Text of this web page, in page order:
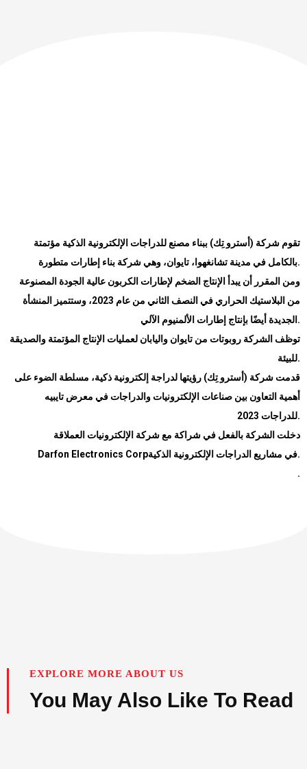
تقوم شركة (أسترو تِك) ببناء مصنع للدراجات الإلكترونية الذكية مؤتمتة
بالكامل في مدينة تشانغهوا، تايوان، وهي شركة بناء إطارات متطورة.
ومن المقرر أن يبدأ الإنتاج الضخم لإطارات الكربون عالية الجودة المصنوعة
من البلاستيك الحراري في النصف الثاني من عام 2023، وستتميز المنشأة
الجديدة أيضًا بإنتاج إطارات الألمنيوم الآلي .
توظف الشركة روبوتات من تايوان واليابان لعمليات الإنتاج المؤتمتة والصديقة
للبيئة.
قدمت شركة (أسترو تِك) رؤيتها لدراجة إلكترونية ذكية، مسلطة الضوء على
أهمية التعاون بين صناعات الإلكترونيات والدراجات في معرض تايبيه
للدراجات 2023.
دخلت الشركة بالفعل في شراكة مع شركة الإلكترونيات العملاقة
Darfon Electronics Corp
في مشاريع الدراجات الإلكترونية الذكية.
.
EXPLORE MORE ABOUT US
You May Also Like To Read